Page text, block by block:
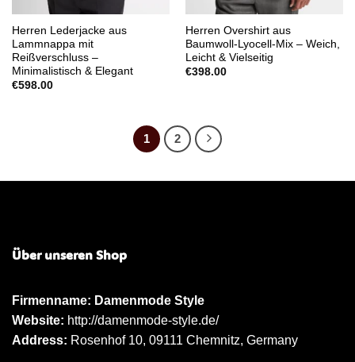
Herren Lederjacke aus
Lammnappa mit
Reißverschluss –
Minimalistisch & Elegant
€598.00
Herren Overshirt aus
Baumwoll-Lyocell-Mix – Weich,
Leicht & Vielseitig
€398.00
1 2
Über unseren Shop
Firmenname: Damenmode Style
Website: http://damenmode-style.de/
Address: Rosenhof 10, 09111 Chemnitz, Germany